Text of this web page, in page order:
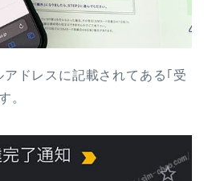
ドレスに記載されてある｢受
。